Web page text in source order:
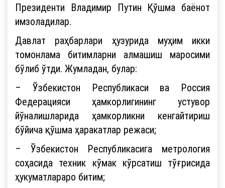
Президенти Владимир Путин Қўшма баёнот
имзоладилар.
Давлат раҳбарлари ҳузурида муҳим икки
томонлама битимларни алмашиш маросими
бўлиб ўтди. Жумладан, булар:
– Ўзбекистон Республикаси ва Россия
Федерацияси ҳамкорлигининг устувор
йўналишларида ҳамкорликни кенгайтириш
бўйича қўшма ҳаракатлар режаси;
– Ўзбекистон Республикасига метрология
соҳасида техник кўмак кўрсатиш тўғрисида
ҳукуматлараро битим;